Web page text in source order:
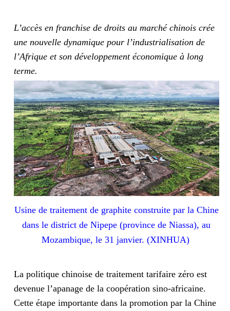
L’accès en franchise de droits au marché chinois crée
une nouvelle dynamique pour l’industrialisation de
l’Afrique et son développement économique à long
terme.
Usine de traitement de graphite construite par la Chine
dans le district de Nipepe (province de Niassa), au
Mozambique, le 31 janvier. (XINHUA)
La politique chinoise de traitement tarifaire zéro est
devenue l’apanage de la coopération sino-africaine.
Cette étape importante dans la promotion par la Chine